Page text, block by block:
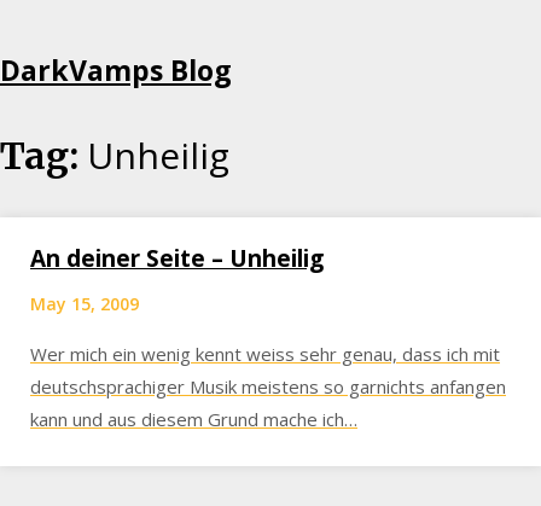
to
DarkVamps Blog
Tag: Unheilig
An deiner Seite – Unheilig
May 15, 2009
Wer mich ein wenig kennt weiss sehr genau, dass ich mit
deutschsprachiger Musik meistens so garnichts anfangen
kann und aus diesem Grund mache ich…